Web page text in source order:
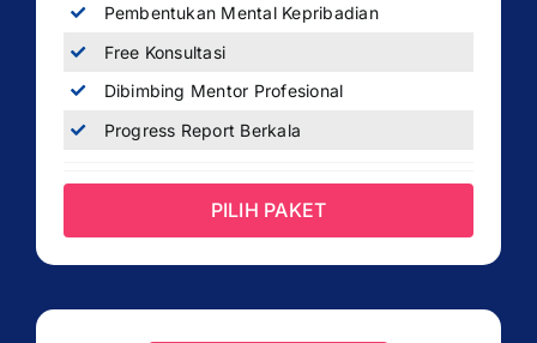
Pembentukan Mental Kepribadian
Free Konsultasi
Dibimbing Mentor Profesional
Progress Report Berkala
PILIH PAKET